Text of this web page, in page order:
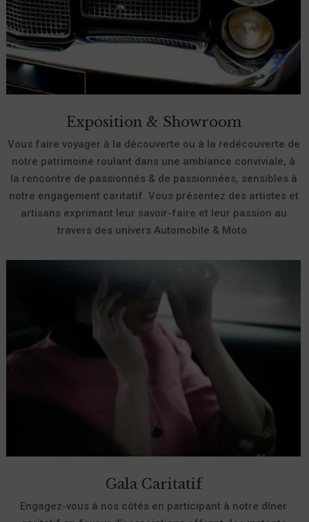
Exposition & Showroom
Vous faire voyager à la découverte ou à la redécouverte de
notre patrimoine roulant dans une ambiance conviviale, à
la rencontre de passionnés & de passionnées, sensibles à
notre engagement caritatif. Vous présentez des artistes et
artisans exprimant leur savoir-faire et leur passion au
travers des univers Automobile & Moto.
Gala Caritatif
Engagez-vous à nos côtés en participant à notre dîner